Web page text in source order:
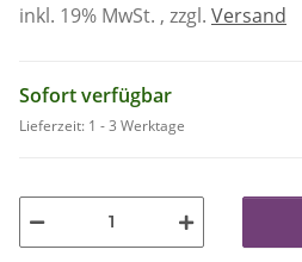
inkl. 19% MwSt. , zzgl. Versand
Sofort verfügbar
Lieferzeit: 1 - 3 Werktage